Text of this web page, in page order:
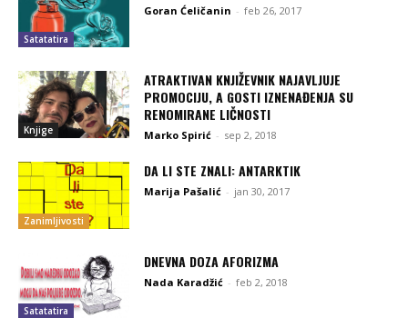
Satatatira
Goran Ćeličanin - feb 26, 2017
Knjige
ATRAKTIVAN KNJIŽEVNIK NAJAVLJUJE
PROMOCIJU, A GOSTI IZNENAĐENJA SU
RENOMIRANE LIČNOSTI
Marko Spirić - sep 2, 2018
Zanimljivosti
DA LI STE ZNALI: ANTARKTIK
Marija Pašalić - jan 30, 2017
Satatatira
DNEVNA DOZA AFORIZMA
Nada Karadžić - feb 2, 2018